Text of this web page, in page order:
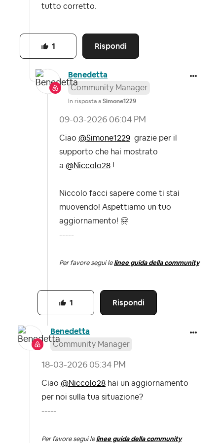
tutto corretto.
Rispondi
1
Benedetta
Community Manager
In risposta a Simone1229
‎09-03-2026 06:04 PM
Ciao @Simone1229 grazie per il
supporto che hai mostrato
a @Niccolo28 !
Niccolo facci sapere come ti stai
muovendo! Aspettiamo un tuo
aggiornamento! 🤗
-----
Per favore segui le linee guida della community
Rispondi
1
Benedetta
Community Manager
‎18-03-2026 05:34 PM
Ciao @Niccolo28 hai un aggiornamento
per noi sulla tua situazione?
-----
Per favore segui le linee guida della community